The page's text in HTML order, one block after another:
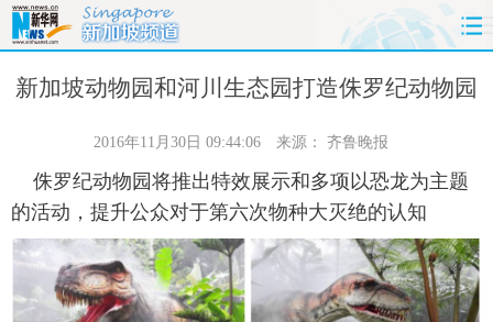
首页 时政 国际 财经
体育 人事
时尚 思客 地方 法治
港澳 台湾 华人 汽车
科技 能源 房产 公司
新加坡动物园和河川生态园打造侏罗纪动物园
2016年11月30日 09:44:06 来源： 齐鲁晚报
侏罗纪动物园将推出特效展示和多项以恐龙为主题
的活动，提升公众对于第六次物种大灭绝的认知